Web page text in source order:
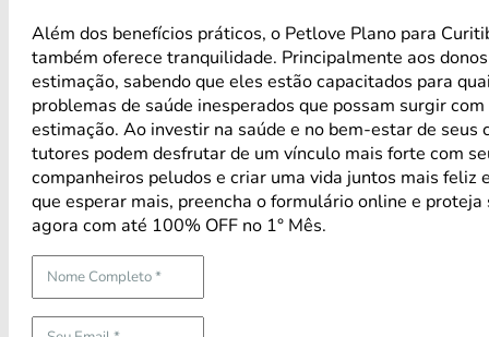
Além dos benefícios práticos, o Petlove Plano para
também oferece tranquilidade. Principalmente aos
estimação, sabendo que eles estão capacitados para
problemas de saúde inesperados que possam surgir
estimação. Ao investir na saúde e no bem-estar de seus
tutores podem desfrutar de um vínculo mais forte com
companheiros peludos e criar uma vida juntos mais feliz
que esperar mais, preencha o formulário online e proteja
agora com até 100% OFF no 1° Mês.